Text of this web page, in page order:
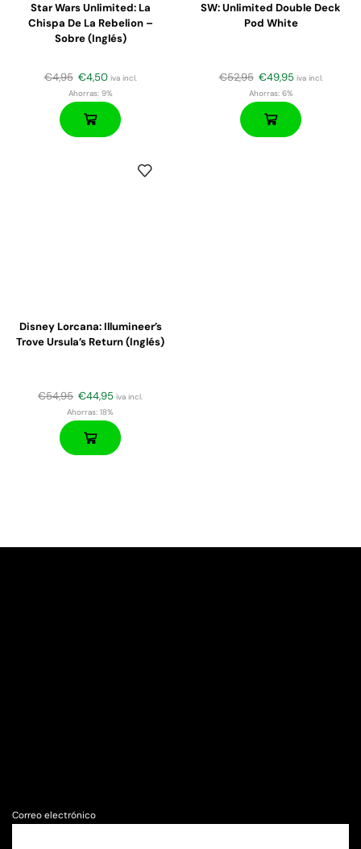
Star Wars Unlimited: La
Chispa De La Rebelion –
Sobre (inglés)
€4,95 €4,50 iva incl.
Ahorras:9%
SW: Unlimited Double Deck
Pod White
€52,95 €49,95 iva incl.
Ahorras:6%
Disney Lorcana: Illumineer’s
Trove Ursula’s Return (Inglés)
€54,95 €44,95 iva incl.
Ahorras: 18%
Correo electrónico